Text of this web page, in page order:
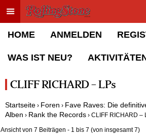
Toggle menu
Rolling Stone Forum
HOME ANMELDEN
WAS IST NEU?
CLIFF RICHARD – LPs
Startseite › Foren › Fave Raves: Die
Alben › Rank the Records › CLIFF RICHARD –
Ansicht von 7 Beiträgen - 1 bis 7 (von insgesamt 7)